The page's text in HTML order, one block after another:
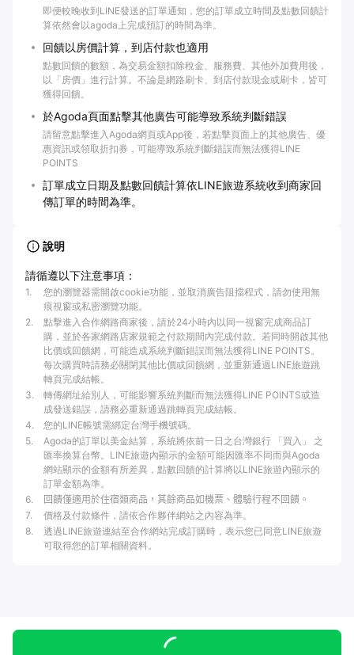
即便較晚收到LINE發送的訂單通知，您的訂單成立時間及點數回饋計
算依然會以agoda上完成預訂的時間為準。
回饋以房價計算，到店付款也適用
點數回饋的數額，為交易金額扣除稅金、服務費、其他外加費用後，
以「房價」進行計算。不論是網路刷卡、到店付款現金或刷卡，皆可
獲得回饋。
於Agoda頁面點擊其他廣告可能導致系統判斷錯誤
請留意點擊進入Agoda網頁或App後，若點擊頁面上的其他廣告、優
惠資訊或領取折扣券，可能導致系統判斷錯誤而無法獲得LINE
POINTS
訂單成立日期及點數回饋計算依LINE旅遊系統收到商家回
傳訂單的時間為準。
說明
請循遵以下注意事項：
1.
您的瀏覽器需開啟cookie功能，並取消廣告阻擋程式，請勿使用無
痕視窗或私密瀏覽功能。
2.
點擊進入合作網路商家後，請於24小時內以同一視窗完成商品訂
購，並於各家網路店家規範之付款期間內完成付款。若同時開啟其他
比價或回饋網，可能造成系統判斷錯誤而無法獲得LINE POINTS。
每次購買時請務必關閉其他比價或回饋網，並重新通過LINE旅遊跳
轉頁完成結帳。
3.
轉傳網址給別人，可能影響系統判斷而無法獲得LINE POINTS或造
成發送錯誤，請務必重新通過跳轉頁完成結帳。
4.
您的LINE帳號需綁定台灣手機號碼。
5.
Agoda的訂單以美金結算，系統將依前一日之台灣銀行 「買入」 之
匯率換算台幣。LINE旅遊內顯示的金額可能因匯率不同而與Agoda
網站顯示的金額有所差異，點數回饋的計算將以LINE旅遊內顯示的
訂單金額為準。
6. 回饋僅適用於住宿類商品，其餘商品如機票、體驗行程不回饋。
7.
價格及付款條件，請依合作夥伴網站之內容為準。
8.
透過LINE旅遊連結至合作網站完成訂購時，表示您已同意LINE旅遊
可取得您的訂單相關資料。